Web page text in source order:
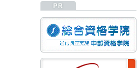
い申し上げます。
から通常通り運営いたし
ます。
2025/12/22
●年末年始に伴う情報更